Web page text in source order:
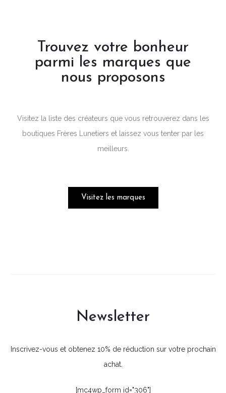
Trouvez votre bonheur
parmi les marques que
nous proposons
Visitez la liste des créateurs que vous retrouverez dans les
boutiques Frères Lunetiers et laissez vous tenter par les
meilleurs.
Visitez les marques
Newsletter
Inscrivez-vous et obtenez 10% de réduction sur votre prochain
achat.
[mc4wp_form id="306"]